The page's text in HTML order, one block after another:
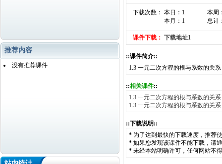
推荐内容
没有推荐课件
下载次数： 本日：1
本月：1
本周
总计
课件下载： 下载地址1
::课件简介::
1.3 一元二次方程的根与系数的关
::相关课件::
1.3 一元二次方程的根与系数的关
1.3 一元二次方程的根与系数的关
::下载说明::
* 为了达到最快的下载速度，推荐
* 如果您发现该课件不能下载，请
* 未经本站明确许可，任何网站不